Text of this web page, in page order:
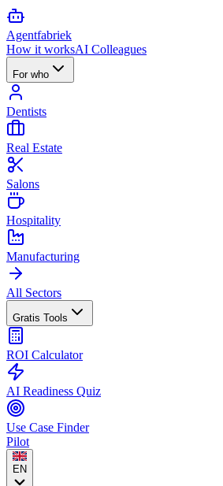
Agentfabriek
How it worksAI Colleagues
For who
Dentists
Real Estate
Salons
Hospitality
Manufacturing
All Sectors
Gratis Tools
ROI Calculator
AI Readiness Quiz
Use Case Finder
Pilot
EN